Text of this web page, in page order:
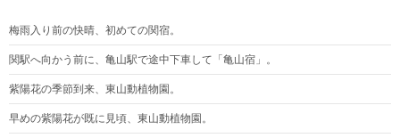
梅雨入り前の快晴、初めての関宿。
関駅へ向かう前に、亀山駅で途中下車して「亀山宿」。
紫陽花の季節到来、東山動植物園。
早めの紫陽花が既に見頃、東山動植物園。